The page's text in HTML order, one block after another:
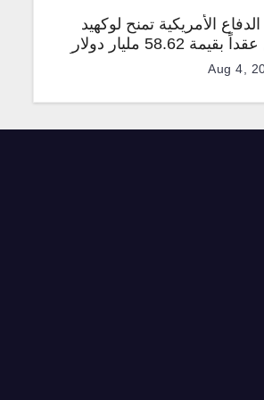
الأمريكية تمنح لوكهيد
مارتن عقداً بقيمة 58.62 مليار دولار
Aug 4,